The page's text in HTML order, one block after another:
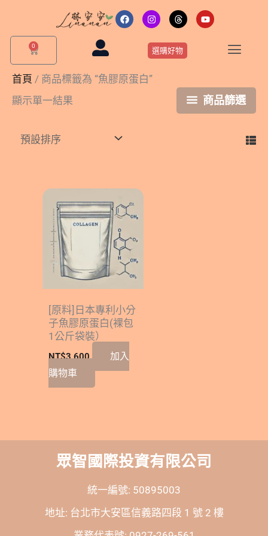
F
a
c
k
I
n
s
t
a
g
a
T
h
r
e
a
d
Y
o
u
0
購
物
籃
選購好物
首頁 / 商品標籤為 “魚膠原蛋白”
顯示單一結果
商品篩選
[原料]日本專利小分
子魚膠原蛋白(裸包
1公斤袋裝）
NT$3,600
加入
購物車
眾智國際投資有限公司
統一編號: 50895003
地址: 台北市大安區信義路四段 1 號 2 樓